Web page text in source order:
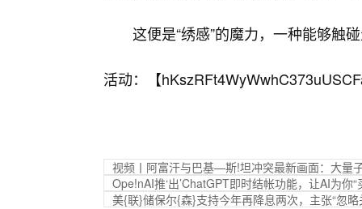
这便是“绣感”的魔力，一种能够触
活动：【
视频丨阿富汗与巴基—斯!坦冲突最新画面：大量
Ope!nAI推‘出’ChatGPT即时结帐功能，让AI为你“
美{联}储保尔{森}支持今年再降息两次，主张“忽略